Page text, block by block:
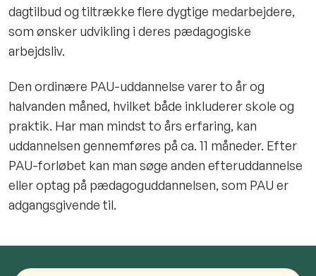
dagtilbud og tiltrække flere dygtige medarbejdere,
som ønsker udvikling i deres pædagogiske
arbejdsliv.
Den ordinære PAU-uddannelse varer to år og
halvanden måned, hvilket både inkluderer skole og
praktik. Har man mindst to års erfaring, kan
uddannelsen gennemføres på ca. 11 måneder. Efter
PAU-forløbet kan man søge anden efteruddannelse
eller optag på pædagoguddannelsen, som PAU er
adgangsgivende til.